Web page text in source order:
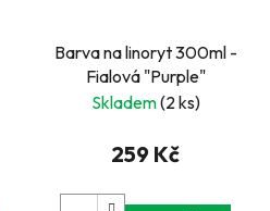
Barva na linoryt 300ml -
Fialová "Purple"
Skladem(2 ks)
259 Kč